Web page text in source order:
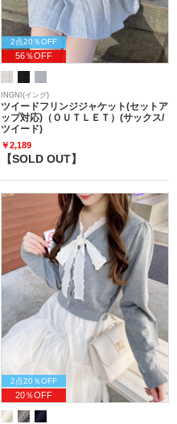
2点20％OFF
56％OFF
INGNI(イング)
ツイードフリンジジャケット(セットア
ップ対応)（ＯＵＴＬＥＴ）(サックス/
ツイード)
￥2,189
【SOLD OUT】
2点20％OFF
20％OFF